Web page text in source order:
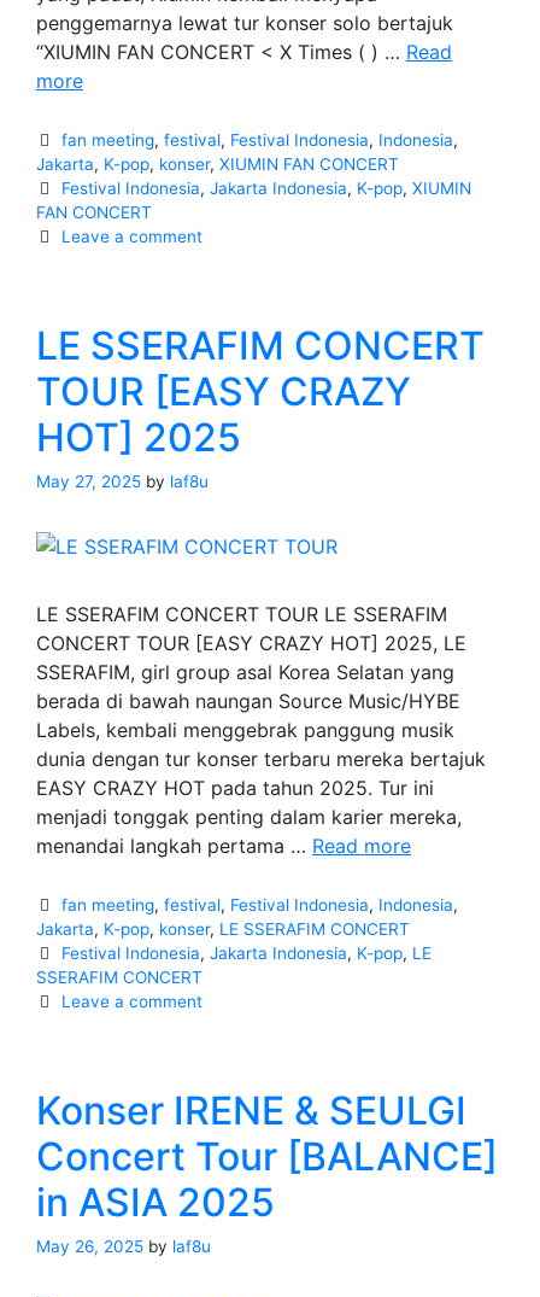
penggemarnya lewat tur konser solo bertajuk
“XIUMIN FAN CONCERT < X Times ( ) … Read
moreXIUMIN
CONCERT
<
X
Times
ASIA
TOUR
2025
Categories
fan meeting,festival, Festival Indonesia, Indonesia,
Jakarta, K-pop, konser, XIUMIN FAN CONCERT
Tags
Festival Indonesia,Jakarta Indonesia, K-pop,XIUMIN
FAN CONCERT
Leave a comment
LE SSERAFIM CONCERT
TOUR [EASY CRAZY
HOT] 2025
May 27, 2025 by laf8u
LE SSERAFIM CONCERT TOUR LE SSERAFIM
CONCERT TOUR [EASY CRAZY HOT] 2025, LE
SSERAFIM, girl group asal Korea Selatan yang
berada di bawah naungan Source Music/HYBE
Labels, kembali menggebrak panggung musik
dunia dengan tur konser terbaru mereka bertajuk
EASY CRAZY HOT pada tahun 2025. Tur ini
menjadi tonggak penting dalam karier mereka,
menandai langkah pertama … Read moreLE
CONCERT
[EASY
Categories
fan meeting,festival, Festival Indonesia, Indonesia,
Jakarta, K-pop, konser, LE SSERAFIM CONCERT
Tags
Festival Indonesia,Jakarta Indonesia, K-pop, LE
SSERAFIM CONCERT
Leave a comment
Konser IRENE & SEULGI
Concert Tour [BALANCE]
in ASIA 2025
May 26, 2025 by laf8u